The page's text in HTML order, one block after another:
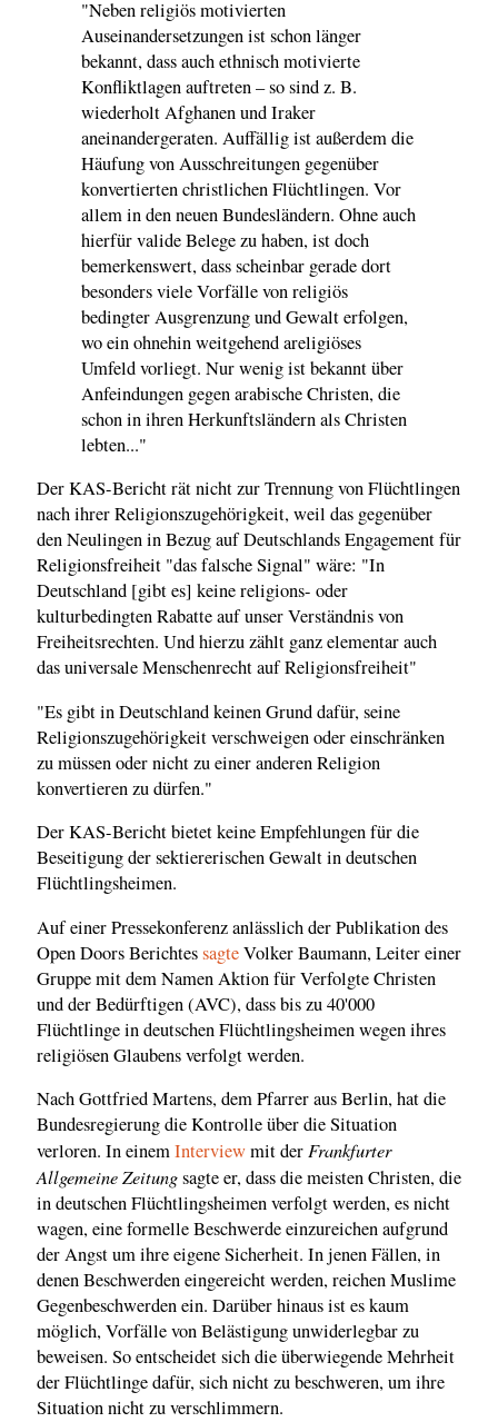
"Neben religiös motivierten
Auseinandersetzungen ist schon länger
bekannt, dass auch ethnisch motivierte
Konfliktlagen auftreten – so sind z. B.
wiederholt Afghanen und Iraker
aneinandergeraten. Auffällig ist außerdem die
Häufung von Ausschreitungen gegenüber
konvertierten christlichen Flüchtlingen. Vor
allem in den neuen Bundesländern. Ohne auch
hierfür valide Belege zu haben, ist doch
bemerkenswert, dass scheinbar gerade dort
besonders viele Vorfälle von religiös
bedingter Ausgrenzung und Gewalt erfolgen,
wo ein ohnehin weitgehend areligiöses
Umfeld vorliegt. Nur wenig ist bekannt über
Anfeindungen gegen arabische Christen, die
schon in ihren Herkunftsländern als Christen
lebten..."
Der KAS-Bericht rät nicht zur Trennung von Flüchtlingen
nach ihrer Religionszugehörigkeit, weil das gegenüber
den Neulingen in Bezug auf Deutschlands Engagement für
Religionsfreiheit "das falsche Signal" wäre: "In
Deutschland [gibt es] keine religions- oder
kulturbedingten Rabatte auf unser Verständnis von
Freiheitsrechten. Und hierzu zählt ganz elementar auch
das universale Menschenrecht auf Religionsfreiheit"
"Es gibt in Deutschland keinen Grund dafür, seine
Religionszugehörigkeit verschweigen oder einschränken
zu müssen oder nicht zu einer anderen Religion
konvertieren zu dürfen."
Der KAS-Bericht bietet keine Empfehlungen für die
Beseitigung der sektiererischen Gewalt in deutschen
Flüchtlingsheimen.
Auf einer Pressekonferenz anlässlich der Publikation des
Open Doors BerichtessagteVolker Baumann, Leiter einer
Gruppe mit dem Namen Aktion für Verfolgte Christen
und der Bedürftigen (AVC), dass bis zu 40'000
Flüchtlinge in deutschen Flüchtlingsheimen wegen ihres
religiösen Glaubens verfolgt werden.
Nach Gottfried Martens, dem Pfarrer aus Berlin, hat die
Bundesregierung die Kontrolle über die Situation
verloren. In einemInterviewmit der Frankfurter
Allgemeine Zeitungsagte er, dass die meisten Christen, die
in deutschen Flüchtlingsheimen verfolgt werden, es nicht
wagen, eine formelle Beschwerde einzureichen aufgrund
der Angst um ihre eigene Sicherheit. In jenen Fällen, in
denen Beschwerden eingereicht werden, reichen Muslime
Gegenbeschwerden ein. Darüber hinaus ist es kaum
möglich, Vorfälle von Belästigung unwiderlegbar zu
beweisen. So entscheidet sich die überwiegende Mehrheit
der Flüchtlinge dafür, sich nicht zu beschweren, um ihre
Situation nicht zu verschlimmern.